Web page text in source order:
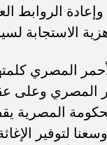
الروابط
الاستجابة
المصري
المصري وعلى
المصرية
الإغاثة